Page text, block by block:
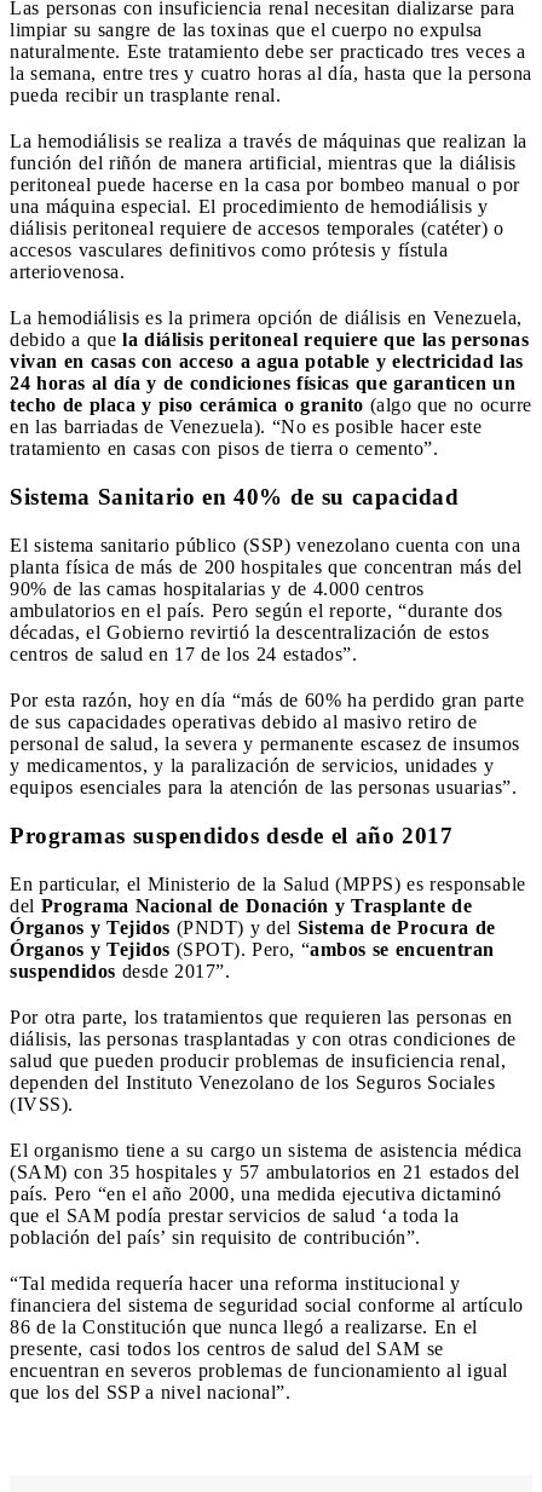
Las personas con insuficiencia renal necesitan dializarse para
limpiar su sangre de las toxinas que el cuerpo no expulsa
naturalmente. Este tratamiento debe ser practicado tres veces a
la semana, entre tres y cuatro horas al día, hasta que la persona
pueda recibir un trasplante renal.
La hemodiálisis se realiza a través de máquinas que realizan la
función del riñón de manera artificial, mientras que la diálisis
peritoneal puede hacerse en la casa por bombeo manual o por
una máquina especial. El procedimiento de hemodiálisis y
diálisis peritoneal requiere de accesos temporales (catéter) o
accesos vasculares definitivos como prótesis y fístula
arteriovenosa.
La hemodiálisis es la primera opción de diálisis en Venezuela,
debido a que la diálisis peritoneal requiere que las personas
vivan en casas con acceso a agua potable y electricidad las
24 horas al día y de condiciones físicas que garanticen un
techo de placa y piso cerámica o granito (algo que no ocurre
en las barriadas de Venezuela). “No es posible hacer este
tratamiento en casas con pisos de tierra o cemento”.
Sistema Sanitario en 40% de su capacidad
El sistema sanitario público (SSP) venezolano cuenta con una
planta física de más de 200 hospitales que concentran más del
90% de las camas hospitalarias y de 4.000 centros
ambulatorios en el país. Pero según el reporte, “durante dos
décadas, el Gobierno revirtió la descentralización de estos
centros de salud en 17 de los 24 estados”.
Por esta razón, hoy en día “más de 60% ha perdido gran parte
de sus capacidades operativas debido al masivo retiro de
personal de salud, la severa y permanente escasez de insumos
y medicamentos, y la paralización de servicios, unidades y
equipos esenciales para la atención de las personas usuarias”.
Programas suspendidos desde el año 2017
En particular, el Ministerio de la Salud (MPPS) es responsable
del Programa Nacional de Donación y Trasplante de
Órganos y Tejidos (PNDT) y del Sistema de Procura de
Órganos y Tejidos (SPOT). Pero, “ambos se encuentran
suspendidos desde 2017”.
Por otra parte, los tratamientos que requieren las personas en
diálisis, las personas trasplantadas y con otras condiciones de
salud que pueden producir problemas de insuficiencia renal,
dependen del Instituto Venezolano de los Seguros Sociales
(IVSS).
El organismo tiene a su cargo un sistema de asistencia médica
(SAM) con 35 hospitales y 57 ambulatorios en 21 estados del
país. Pero “en el año 2000, una medida ejecutiva dictaminó
que el SAM podía prestar servicios de salud ‘a toda la
población del país’ sin requisito de contribución”.
“Tal medida requería hacer una reforma institucional y
financiera del sistema de seguridad social conforme al artículo
86 de la Constitución que nunca llegó a realizarse. En el
presente, casi todos los centros de salud del SAM se
encuentran en severos problemas de funcionamiento al igual
que los del SSP a nivel nacional”.